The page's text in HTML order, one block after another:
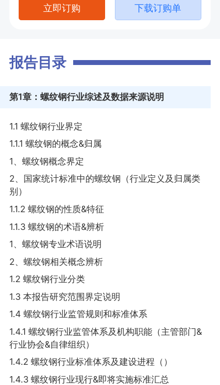
立即订购 下载订购单
报告目录
第1章 ：螺纹钢行业综述及数据来源说明
1.1 螺纹钢行业界定
1.1.1 螺纹钢的概念&归属
1、螺纹钢概念界定
2、国家统计标准中的螺纹钢（行业定义及归属类
别）
1.1.2 螺纹钢的性质&特征
1.1.3 螺纹钢的术语&辨析
1、螺纹钢专业术语说明
2、螺纹钢相关概念辨析
1.2 螺纹钢行业分类
1.3 本报告研究范围界定说明
1.4 螺纹钢行业监管规则和标准体系
1.4.1 螺纹钢行业监管体系及机构职能（主管部门&
行业协会&自律组织）
1.4.2 螺纹钢行业标准体系及建设进程（）
1.4.3 螺纹钢行业现行&即将实施标准汇总